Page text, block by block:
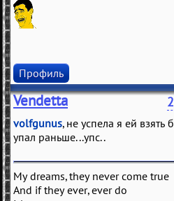
Профиль
Vendetta
volfgunus, не успела я ей взять
упал раньше...упс..
My dreams, they never come true
And if they ever, ever do